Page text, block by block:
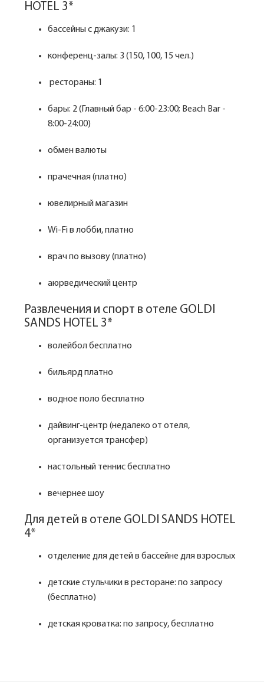
HOTEL 3*
бассейны с джакузи: 1
конференц-залы: 3 (150, 100, 15 чел.)
рестораны: 1
бары: 2 (Главный бар - 6:00-23:00; Beach Bar -
8:00-24:00)
обмен валюты
прачечная (платно)
ювелирный магазин
Wi-Fi в лобби, платно
врач по вызову (платно)
аюрведический центр
Развлечения и спорт в отеле GOLDI
SANDS HOTEL 3*
волейбол бесплатно
бильярд платно
водное поло бесплатно
дайвинг-центр (недалеко от отеля,
организуется трансфер)
настольный теннис бесплатно
вечернее шоу
Для детей в отеле GOLDI SANDS HOTEL
4*
отделение для детей в бассейне для взрослых
детские стульчики в ресторане: по запросу
(бесплатно)
детская кроватка: по запросу, бесплатно